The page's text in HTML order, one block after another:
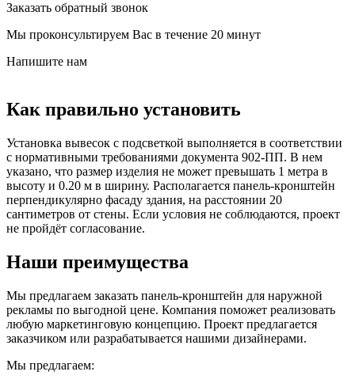
Заказать обратный звонок
Мы проконсультируем Вас в течение 20 минут
Напишите нам
Как правильно установить
Установка вывесок с подсветкой выполняется в соответствии
с нормативными требованиями документа 902-ПП. В нем
указано, что размер изделия не может превышать 1 метра в
высоту и 0.20 м в ширину. Располагается панель-кронштейн
перпендикулярно фасаду здания, на расстоянии 20
сантиметров от стены. Если условия не соблюдаются, проект
не пройдёт согласование.
Наши преимущества
Мы предлагаем заказать панель-кронштейн для наружной
рекламы по выгодной цене. Компания поможет реализовать
любую маркетинговую концепцию. Проект предлагается
заказчиком или разрабатывается нашими дизайнерами.
Мы предлагаем: